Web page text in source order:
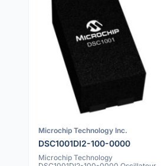
Microchip Technology Inc.
DSC1001DI2-100-0000
Microchip Technology